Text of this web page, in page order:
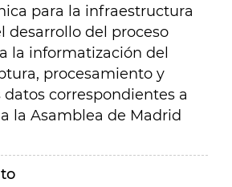
para la infraestructura
desarrollo del proceso
la informatización del
procesamiento y
correspondientes a
la Asamblea de Madrid